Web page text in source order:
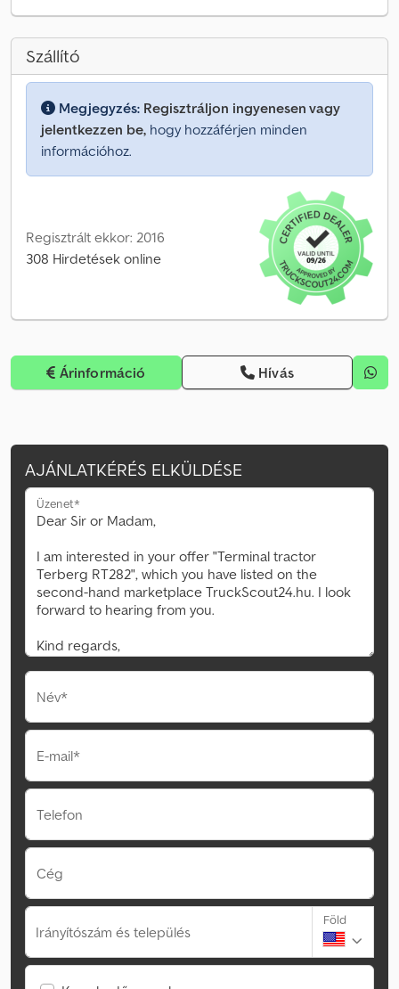
Szállító
Megjegyzés: Regisztráljon ingyenesen vagy
jelentkezzen be, hogy hozzáférjen minden
információhoz.
Regisztrált ekkor: 2016
308 Hirdetések online
Árinformáció Hívás
AJÁNLATKÉRÉS ELKÜLDÉSE
Üzenet*
Név*
E-mail*
Telefon
Cég
Irányítószám és település
Föld